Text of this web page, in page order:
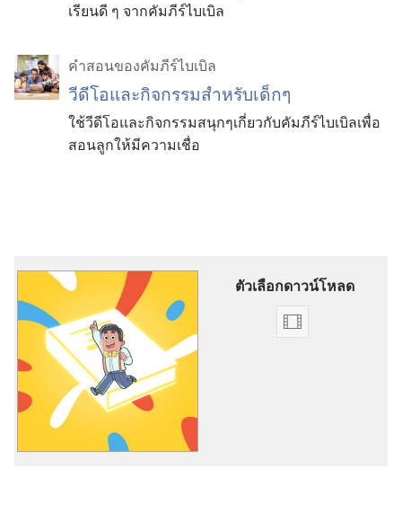
เรียน​ดี​ ๆ ​จาก​คัมภีร์​ไบเบิล
คำสอนของคัมภีร์ไบเบิล
วีดีโอ​และ​กิจกรรม​สำหรับ​เด็ก​ๆ
ใช้​วีดีโอ​และ​กิจกรรม​สนุก​ๆ​เกี่ยว​กับ​คัมภีร์​ไบเบิล​เพื่อ​
สอน​ลูก​ให้​มี​ความ​เชื่อ
ตัวเลือกดาวน์โหลด
ตัว